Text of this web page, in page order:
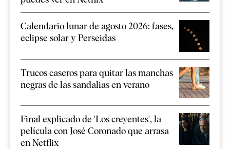
Calendario lunar de agosto 2026: fases,
eclipse solar y Perseidas
Trucos caseros para quitar las manchas
negras de las sandalias en verano
Final explicado de 'Los creyentes', la
película con José Coronado que arrasa
en Netflix